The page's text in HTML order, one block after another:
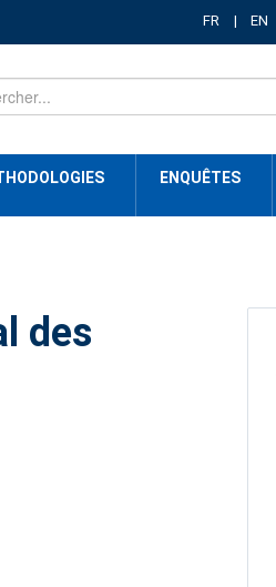
FR EN
ENQUÊTES
des